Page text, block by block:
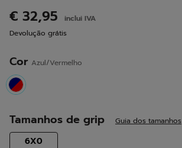
Link
€ 32,95
inclui IVA
Devolução grátis
Cor Azul/Vermelho
selected
Tamanhos de grip Guia dos tamanhos
6X0